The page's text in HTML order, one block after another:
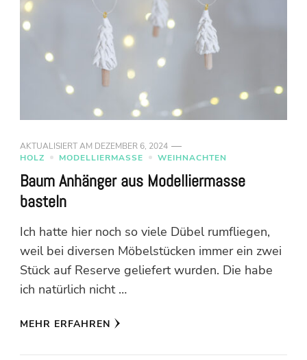
AKTUALISIERT AM DEZEMBER 6, 2024
HOLZ
MODELLIERMASSE WEIHNACHTEN
Baum Anhänger aus Modelliermasse
basteln
Ich hatte hier noch so viele Dübel rumfliegen,
weil bei diversen Möbelstücken immer ein zwei
Stück auf Reserve geliefert wurden. Die habe
ich natürlich nicht …
MEHR ERFAHREN